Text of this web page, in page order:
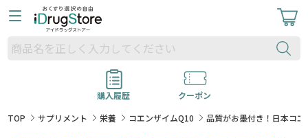
購入履歴
クーポン
TOP
サプリメント 栄養 コエンザイムQ10 品質がお墨付き！日本コ